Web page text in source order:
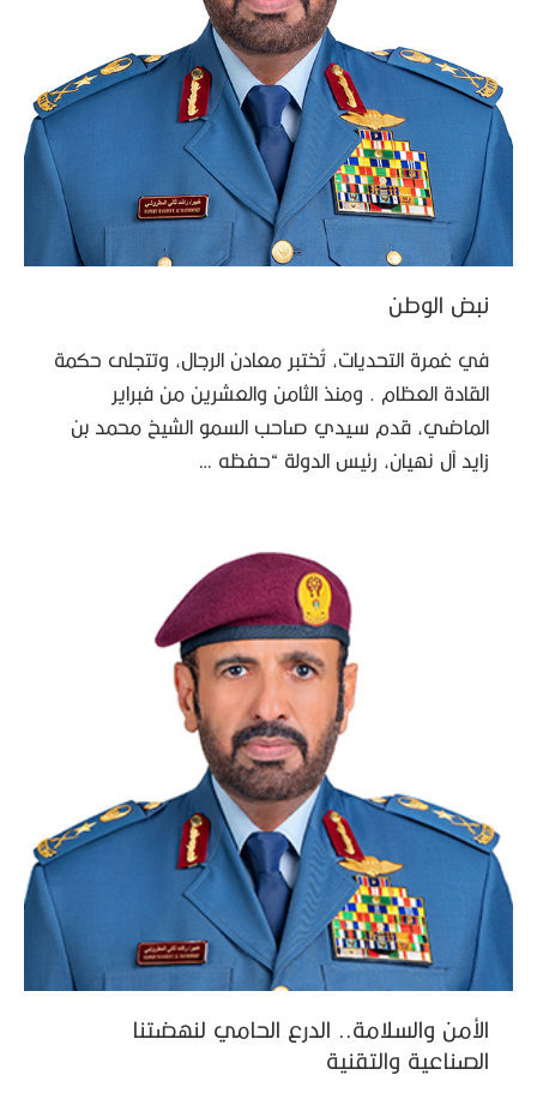
نبض الوطن
في غمرة التحديات، تُختبر معادن الرجال، وتتجلى حكمة
القادة العظام . ومنذ الثامن والعشرين من فبراير
الماضي، قدم سيدي صاحب السمو الشيخ محمد بن
زايد آل نهيان، رئيس الدولة “حفظه …
الأمن والسلامة.. الدرع الحامي لنهضتنا
الصناعية والتقنية